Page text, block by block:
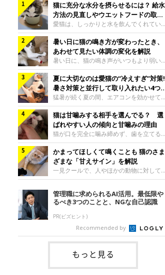
猫に充分な水分を摂らせるには？ 給水
方法の見直しやウエットフードの取り
入れ方を解説
愛猫は、しっかりと水を飲んでくれていま
すか？ 夏場はエアコンで室内が涼しいこ
ともあり、猫があまり水を飲まないこと
も。積極的に水分を摂らせるためには、給
水方法を見直したり、フードから水分を摂
らせたりする方法があります。今回は獣
師の重本仁先生に、猫に水分を摂らせる
めにできるためできる工夫を教えていた
きました。ボウルの高さを愛猫の好みにね
このきもち投稿写真ギャラリー水飲みボ
ルの高さは、猫が飲むときに頭が胃より下
にならないように設定すると飲みやすいで
しょう。首を深く折り曲げずに済むため、
関節や食道への負
暑い日に猫の鳴き方が変わったとき、
あわせて見たい体調の変化を解説
暑い日に、猫の鳴き声がいつもより弱い、
かすれる、しつこく鳴くなど、ふだんと
って聞こえることがあります。 そんなと
き、あわせてどのような様子を確認した
よいのでしょうか。暑い日に猫の鳴き方が
変わるときの見方や注意したい体調の変
などについて、ねこのきもち獣医師相談室
の山口みき先生に伺いました。 鳴き方の
変化だけで判断せず、全身の様子も確認し
てねこのきもち投稿写真ギャラリー猫の
き方が変わったとき、暑さと関係している
ように見えることがあります。 ただ、鳴
き声だけで原因を決めるのは難しく、体調
や環境の変化を
夏に大切なのは愛猫の“冷えすぎ”対
暑さ対策と並行して取り入れたい4つ
工夫
猛暑が続く夏の間、エアコンを効かせて室
内を冷やしますよね。しかし、人にとっ
は快適な温度でも、猫にとっては温度が低
すぎることも。暑さ対策と並行して、冷え
すぎ対策もしっかりと行うことが大切で
す。今回は獣医師の重本仁先生に、猫の
えすぎを防ぐ4つの対策を教えていただき
ました。（1） 冷房の効いていない部屋に
行き来できるようにするねこのきもち投稿
写真ギャラリー猫が寒いと感じたときに
ましょう。冷房の効いていない部屋や廊下
へも自由に行き来できるように、ドアは猫
が通れる程度に
猫は甘噛みする相手を選んでる？ 選
ばれやすい人の傾向と甘噛みの理由
猫が口を完全に噛み締めず、歯を立てる程
度に噛む“甘噛み”。遊びやスキンシップの
ときに繰り出すことがありますが、同じ家
族でも噛まれる頻度に違いがあると感じる
ことも。ねこのきもちWEB MAGAZINEで
は、飼い主さんたちにアンケートを実施
し、愛猫が甘噛みする相手を選んでいると
感じる状況を教えてもらいました。また、
ねこのきもち獣医師相談室の原駿太朗先生
には、実際に猫は甘噛みする相手を選んで
いるのか、その真相をお聞きします。約6
割の飼い主さんが「甘噛みする相手を選ん
でいる」と感じていた※2026年5月実施
かまってほしくて鳴くことも 猫のさま
ざまな「甘えサイン」を解説
一見クールで、人やほかの動物に対してあ
まり求めないように見える猫。しかし、
は甘えん坊な性格の猫も少なくありませ
ん。今回は猫たちが出している“甘えサイ
ン”について、帝京科学大学生命環境学部
アニマルサイエンス学科准教授の加隈良枝
先生に教えていただきました。鳴くのは、
かまってほしいサインねこのきもち投稿
真ギャラリーもともと、子猫が親猫に対し
てお世話を求めるときに鳴き声を使いま
す。子猫なので「ニャー」よりもややか細
い「ミャア」といった鳴き声になります
管理職に求められるAI活用。最低限や
るべき3つのことと、NGな自己認識
PR(ビズヒント)
Recommended by
もっと見る